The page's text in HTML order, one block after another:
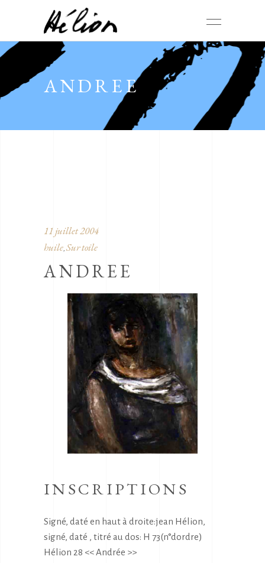
ANDREE
11 juillet 2004
huile, Sur toile
ANDREE
INSCRIPTIONS
Signé, daté en haut à droite:jean Hélion,
signé, daté , titré au dos: H 73(n°dordre)
Hélion 28 << Andrée >>